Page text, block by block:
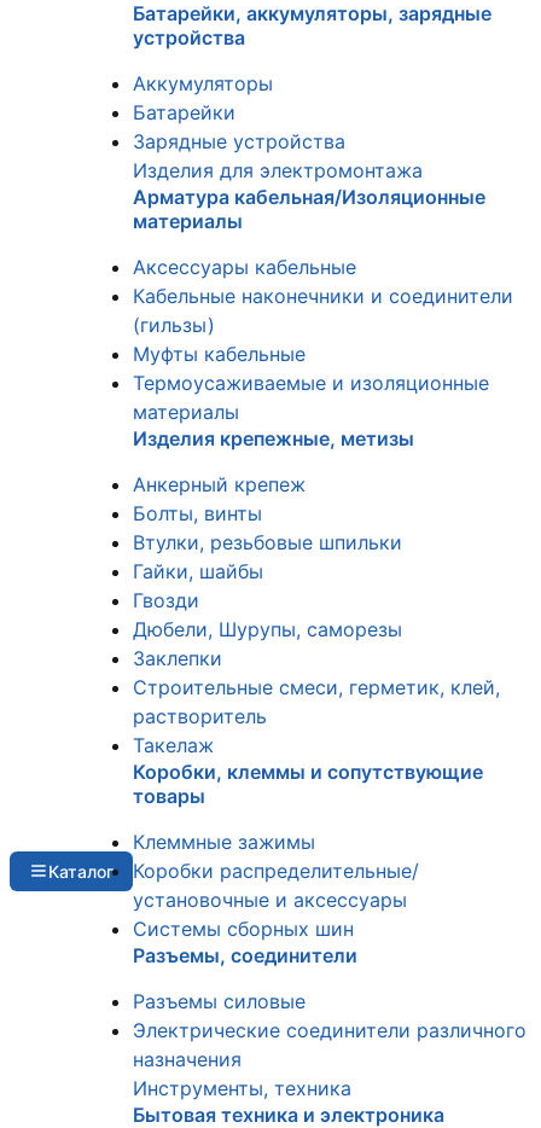
Каталог
Батарейки, аккумуляторы, зарядные
устройства
Аккумуляторы
Батарейки
Зарядные устройства
Изделия для электромонтажа
Арматура кабельная/Изоляционные
материалы
Аксессуары кабельные
Кабельные наконечники и соединители
(гильзы)
Муфты кабельные
Термоусаживаемые и изоляционные
материалы
Изделия крепежные, метизы
Анкерный крепеж
Болты, винты
Втулки, резьбовые шпильки
Гайки, шайбы
Гвозди
Дюбели, Шурупы, саморезы
Заклепки
Строительные смеси, герметик, клей,
растворитель
Такелаж
Коробки, клеммы и сопутствующие
товары
Клеммные зажимы
Коробки распределительные/
установочные и аксессуары
Системы сборных шин
Разъемы, соединители
Разъемы силовые
Электрические соединители различного
назначения
Инструменты, техника
Бытовая техника и электроника